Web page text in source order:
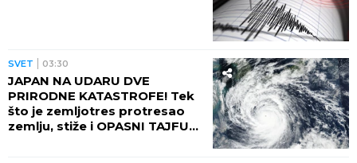
SVET 03:30
JAPAN NA UDARU DVE
PRIRODNE KATASTROFE! Tek
što je zemljotres protresao
zemlju, stiže i OPASNI TAJFUN: